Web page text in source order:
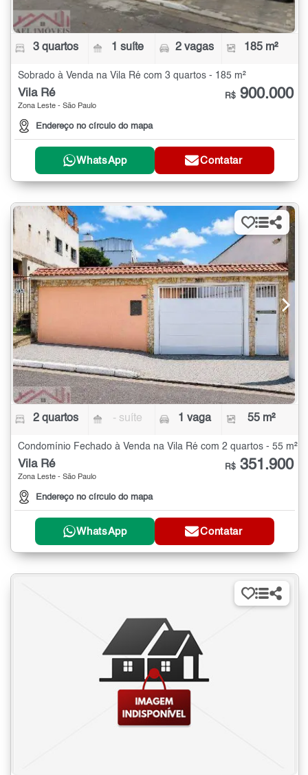
3 quartos 1 suíte 2 vagas 185 m²
Sobrado à Venda na Vila Ré com 3 quartos - 185 m²
Vila Ré
Zona Leste - São Paulo
Endereço no círculo do mapa
R$ 900.000
WhatsApp Contatar
2 quartos - suíte 1 vaga 55 m²
Condomínio Fechado à Venda na Vila Ré com 2 quartos - 55 m²
Vila Ré
Zona Leste - São Paulo
Endereço no círculo do mapa
R$ 351.900
WhatsApp Contatar